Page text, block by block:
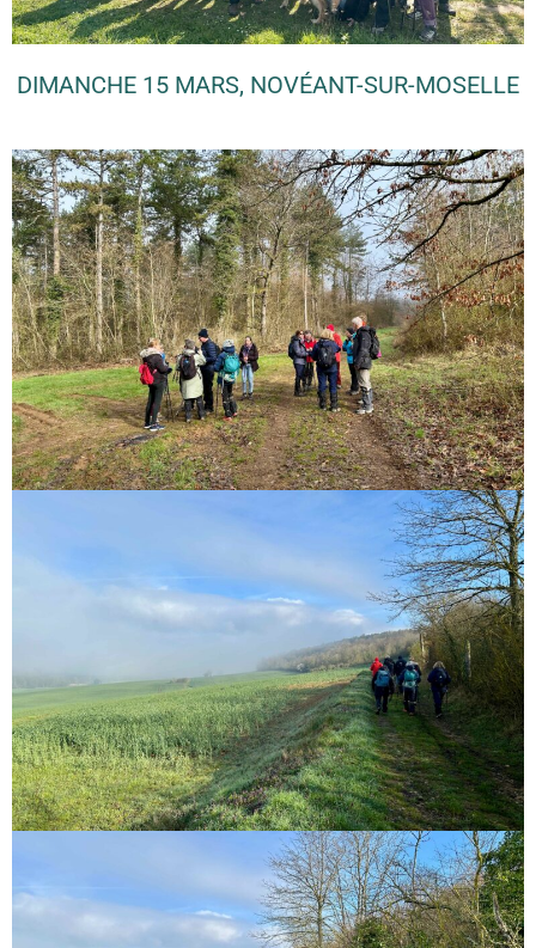
DIMANCHE 15 MARS, NOVÉANT-SUR-MOSELLE